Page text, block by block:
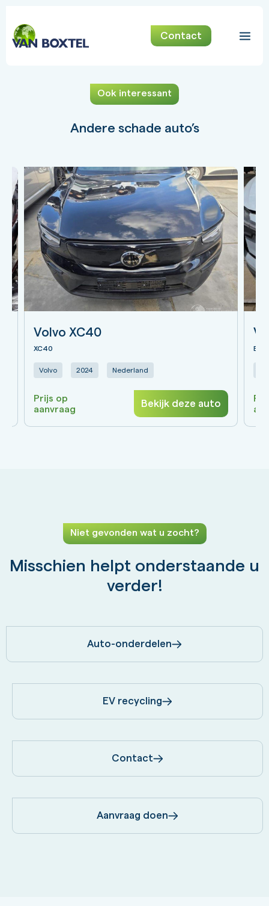
Contact
Ook interessant
Andere schade auto’s
Volvo XC40
XC40
Volvo 2024 Nederland
Prijs op
aanvraag
Bekijk deze auto
Niet gevonden wat u zocht?
Misschien helpt onderstaande u
verder!
Auto-onderdelen
EV recycling
Contact
Aanvraag doen